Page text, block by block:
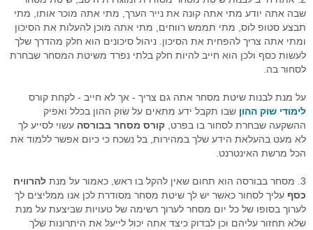
שבה אתה יודע מתי אתה קונה את נייר הערך, מתי אתה מוכר אותו, מתי
תבצע סטופ לוס, מתי תממש רווחים, מתי אתה מוכן להעלות את הסיכון
ומתי אתה צריך להפחית את הסיכון. ניהול סיכונים הוא חלק מהדרך שלך
לעשות כסף ולכן הוא חייב להיות חלק בלתי נפרד משיטת המסחר שבחרת
לסחור בה.
על מנת לבנות שיטת מסחר אתה גם צריך - אך לא חייב - לקחת קורס
לימודי שוק ההון שבו תקבל ידע מתאים על שוק ההון בכלל ואפיק
ההשקעה שבחרת לסחור בו בפרט, קורס מסחר בבורסה עשוי לסייע לך
לא מעט בהעלאת הידע שלך במהירות, בל נשכח כי כיום אפשר ללמוד את
הכל מרשת האינטרנט.
3. מסחר בבורסה הוא תחום שאין להקל בו ראש, כאמור על מנת
להרוויח
כסף עליך לסחור כאשר יש לך שיטת מסחר מסודרת לכן אנו ממליצים לך
לערוך בסופו של כל יום מסחר לערוך רשימה של טעויות שביצעת על מנת
שלא תחזור עליהם וכן לבדוק כיצד אתה יכול לייעל את היתרונות שלך